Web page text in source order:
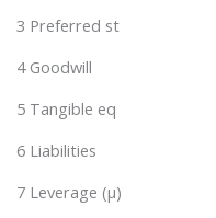
3 Preferred st
4 Goodwill
5 Tangible eq
6 Liabilities
7 Leverage (µ)